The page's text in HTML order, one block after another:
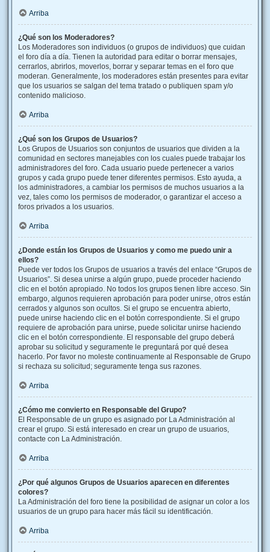
Arriba
¿Qué son los Moderadores?
Los Moderadores son individuos (o grupos de individuos) que cuidan
el foro día a día. Tienen la autoridad para editar o borrar mensajes,
cerrarlos, abrirlos, moverlos, borrar y separar temas en el foro que
moderan. Generalmente, los moderadores están presentes para evitar
que los usuarios se salgan del tema tratado o publiquen spam y/o
contenido malicioso.
Arriba
¿Qué son los Grupos de Usuarios?
Los Grupos de Usuarios son conjuntos de usuarios que dividen a la
comunidad en sectores manejables con los cuales puede trabajar los
administradores del foro. Cada usuario puede pertenecer a varios
grupos y cada grupo puede tener diferentes permisos. Esto ayuda, a
los administradores, a cambiar los permisos de muchos usuarios a la
vez, tales como los permisos de moderador, o garantizar el acceso a
foros privados a los usuarios.
Arriba
¿Donde están los Grupos de Usuarios y como me puedo unir a
ellos?
Puede ver todos los Grupos de usuarios a través del enlace “Grupos de
Usuarios”. Si desea unirse a algún grupo, puede proceder haciendo
clic en el botón apropiado. No todos los grupos tienen libre acceso. Sin
embargo, algunos requieren aprobación para poder unirse, otros están
cerrados y algunos son ocultos. Si el grupo se encuentra abierto,
puede unirse haciendo clic en el botón correspondiente. Si el grupo
requiere de aprobación para unirse, puede solicitar unirse haciendo
clic en el botón correspondiente. El responsable del grupo deberá
aprobar su solicitud y seguramente le preguntará por qué desea
hacerlo. Por favor no moleste continuamente al Responsable de Grupo
si rechaza su solicitud; seguramente tenga sus razones.
Arriba
¿Cómo me convierto en Responsable del Grupo?
El Responsable de un grupo es asignado por La Administración al
crear el grupo. Si está interesado en crear un grupo de usuarios,
contacte con La Administración.
Arriba
¿Por qué algunos Grupos de Usuarios aparecen en diferentes
colores?
La Administración del foro tiene la posibilidad de asignar un color a los
usuarios de un grupo para hacer más fácil su identificación.
Arriba